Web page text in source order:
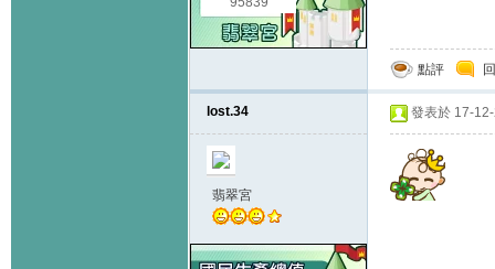
點評
lost.34
翡翠宮
發表於 17-